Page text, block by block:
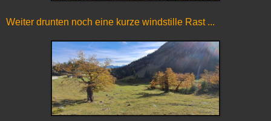
Weiter drunten noch eine kurze windstille Rast ...